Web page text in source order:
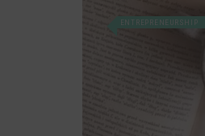
ENTREPRENEURSHIP